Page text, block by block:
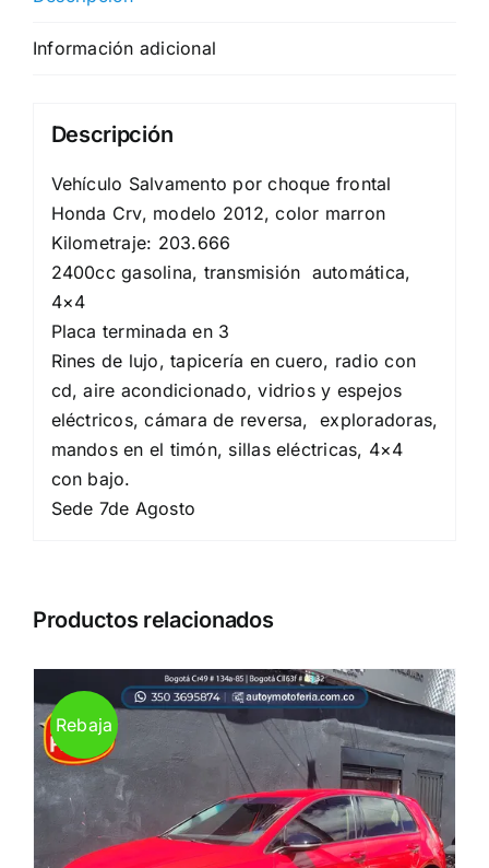
Información adicional
Descripción
Vehículo Salvamento por choque frontal
Honda Crv, modelo 2012, color marron
Kilometraje: 203.666
2400cc gasolina, transmisión automática,
4×4
Placa terminada en 3
Rines de lujo, ️tapicería en cuero, radio con
cd,️ aire acondicionado, vidrios y espejos
eléctricos,️ cámara de reversa,️ exploradoras,
mandos en el timón, sillas eléctricas, 4×4
con bajo.
Sede 7de Agosto
Productos relacionados
Rebaja